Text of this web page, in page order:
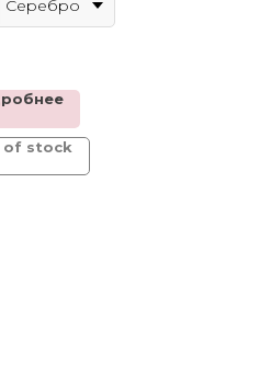
Серебро
of stock